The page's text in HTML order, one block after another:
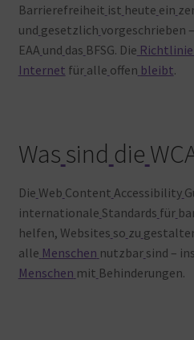
Barrierefreiheit ist heute ein
und gesetzlich vorgeschrieben
EAA und das BFSG. Die
Internet für alle offen bleibt.
Was sind die
Die Web Content Accessibility
internationale Standards für
helfen, Websites so zu
alle Menschen nutzbar sind –
Menschen mit Behinderungen.